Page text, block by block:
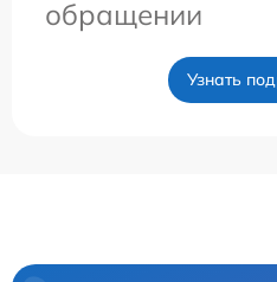
обращении
Узнать